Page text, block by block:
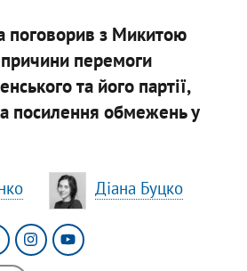
поговорив з Микитою
перемоги
та його партії,
посилення обмежень у
Діана Буцко